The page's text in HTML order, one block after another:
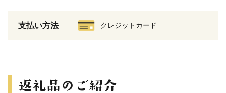
支払い方法 クレジットカード